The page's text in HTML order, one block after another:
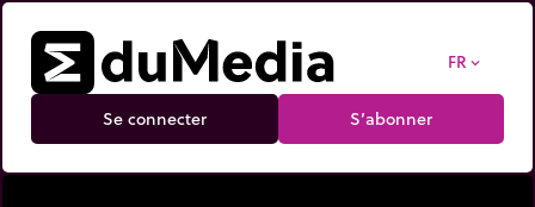
FR expand_more
Se connecter S’abonner